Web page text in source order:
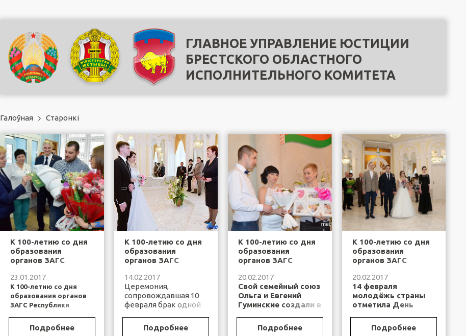
ГЛАВНОЕ УПРАВЛЕНИЕ ЮСТИЦИИ
БРЕСТСКОГО ОБЛАСТНОГО
ИСПОЛНИТЕЛЬНОГО КОМИТЕТА
Галоўная Старонкi
К 100-летию со дня
образования
органов ЗАГС
Беларусь
23.01.2017
К 100-летию со дня
образования органов
ЗАГС Республики
20 января 2017 года на
Подробнее
К 100-летию со дня
образования
органов ЗАГС
Беларусь.
14.02.2017
Церемония,
сопровождавшая 10
февраля брак одной
Барановичском
городском отделе
Подробнее
К 100-летию со дня
образования
органов ЗАГС
Беларусь. Всё
начинается с
любви…
20.02.2017
Свой семейный союз
Ольга и Евгений
Гуминские создали в
Как признаются
сами молодожёны,...
Подробнее
К 100-летию со дня
образования
органов ЗАГС
Беларусь. «Всё
начинается с
любви»
20.02.2017
14 февраля
молодёжь страны
отметила День
В этот день многие
Подробнее